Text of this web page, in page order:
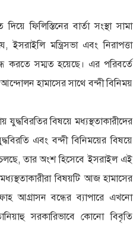
ফিলিস্তিনের বার্তা সংস্থা সামা
,ইসরাইলি মন্ত্রিসভা এবং নিরাপত্তা
করতে সম্মত হয়েছে। এর পরিবর্তে
আন্দোলন হামাসের সাথে বন্দী বিনিময়
যুদ্ধবিরতির বিষয়ে মধ্যস্থতাকারীদের
এবং বন্দী বিনিময়ের বিষয়ে
, তার অংশ হিসেবে ইসরাইল এই
মধ্যস্থতাকারীরা বিষয়টি আজ হামাসের
আগ্রাসন বন্ধের ব্যাপারে এখনো
সরকারিভাবে কোনো বিবৃতি